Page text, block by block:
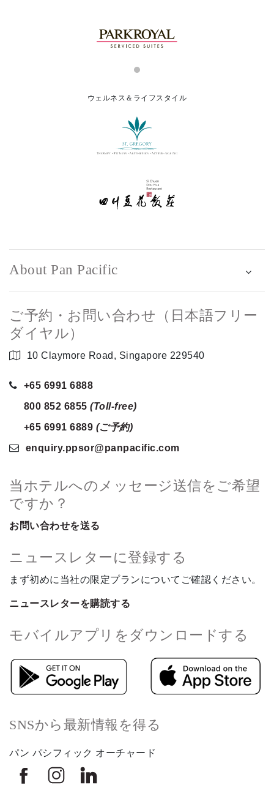
ウェルネス＆ライフスタイル
About Pan Pacific
ご予約・お問い合わせ（日本語フリー
ダイヤル）
10 Claymore Road, Singapore 229540
+65 6991 6888
800 852 6855 (Toll-free)
+65 6991 6889 (ご予約)
enquiry.ppsor@panpacific.com
当ホテルへのメッセージ送信をご希望
ですか？
お問い合わせを送る
ニュースレターに登録する
まず初めに当社の限定プランについてご確認ください。
ニュースレターを購読する
モバイルアプリをダウンロードする
SNSから最新情報を得る
パン パシフィック オーチャード